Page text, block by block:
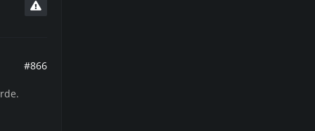
#866